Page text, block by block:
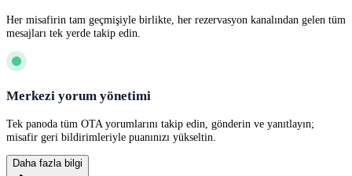
Her misafirin tam geçmişiyle birlikte, her rezervasyon kanalından gelen tüm
mesajları tek yerde takip edin.
Merkezi yorum yönetimi
Tek panoda tüm OTA yorumlarını takip edin, gönderin ve yanıtlayın;
misafir geri bildirimleriyle puanınızı yükseltin.
Daha fazla bilgi